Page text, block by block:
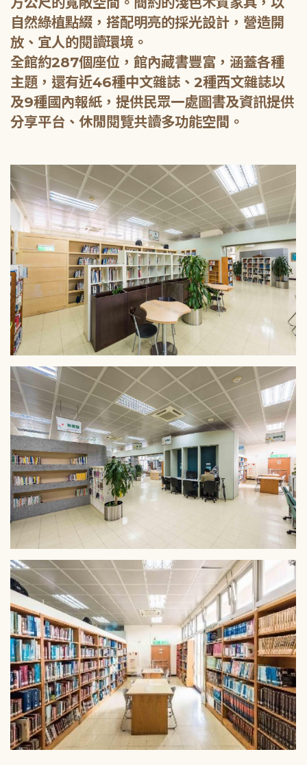
自然綠植點綴，搭配明亮的採光設計，營造開
放、宜人的閱讀環境。
全館約287個座位，館內藏書豐富，涵蓋各種
主題，還有近46種中文雜誌、2種西文雜誌以
及9種國內報紙，提供民眾一處圖書及資訊提供